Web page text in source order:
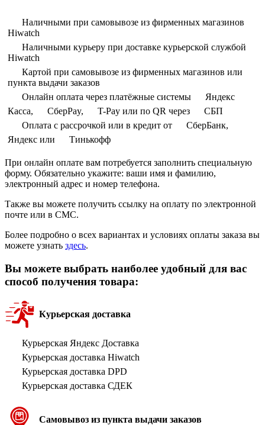
Наличными при самовывозе из фирменных магазинов
Hiwatch
Наличными курьеру при доставке курьерской службой
Hiwatch
Картой при самовывозе из фирменных магазинов или
пункта выдачи заказов
Онлайн оплата через платёжные системы
Яндекс
Касса,
СберPay, T-Pay или по QR через
СБП
Оплата с рассрочкой или в кредит от
СберБанк,
Яндекс или
Тинькофф
При онлайн оплате вам потребуется заполнить специальную
форму. Обязательно укажите: ваши имя и фамилию,
электронный адрес и номер телефона.
Также вы можете получить ссылку на оплату по электронной
почте или в СМС.
Более подробно о всех вариантах и условиях оплаты заказа вы
можете узнать здесь.
Вы можете выбрать наиболее удобный для вас
способ получения товара:
Курьерская доставка
Курьерская Яндекс Доставка
Курьерская доставка Hiwatch
Курьерская доставка DPD
Курьерская доставка СДЕК
Самовывоз из пункта выдачи заказов